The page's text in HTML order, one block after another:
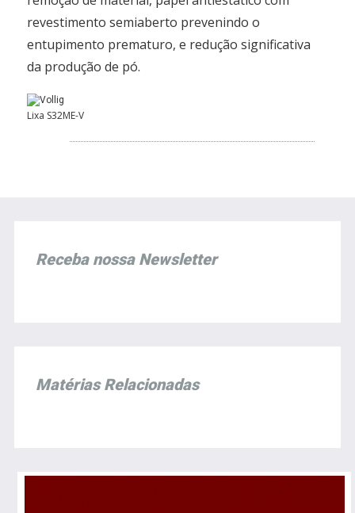
revestimento semiaberto prevenindo o
entupimento prematuro, e redução significativa
da produção de pó.
Lixa S32ME-V
Receba nossa Newsletter
Matérias Relacionadas